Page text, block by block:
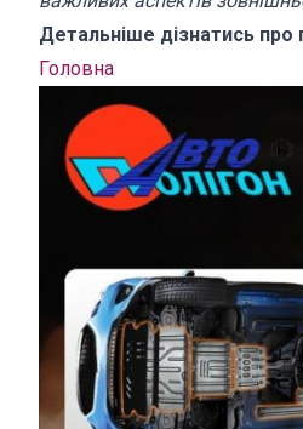
Детальніше дізнатись про
Головна